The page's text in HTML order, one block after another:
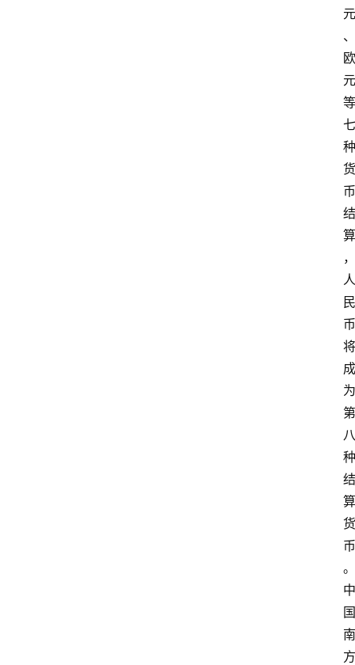
元
、
欧
元
等
七
种
货
币
结
算
，
人
民
币
将
成
为
第
八
种
结
算
货
币
。
中
国
南
方